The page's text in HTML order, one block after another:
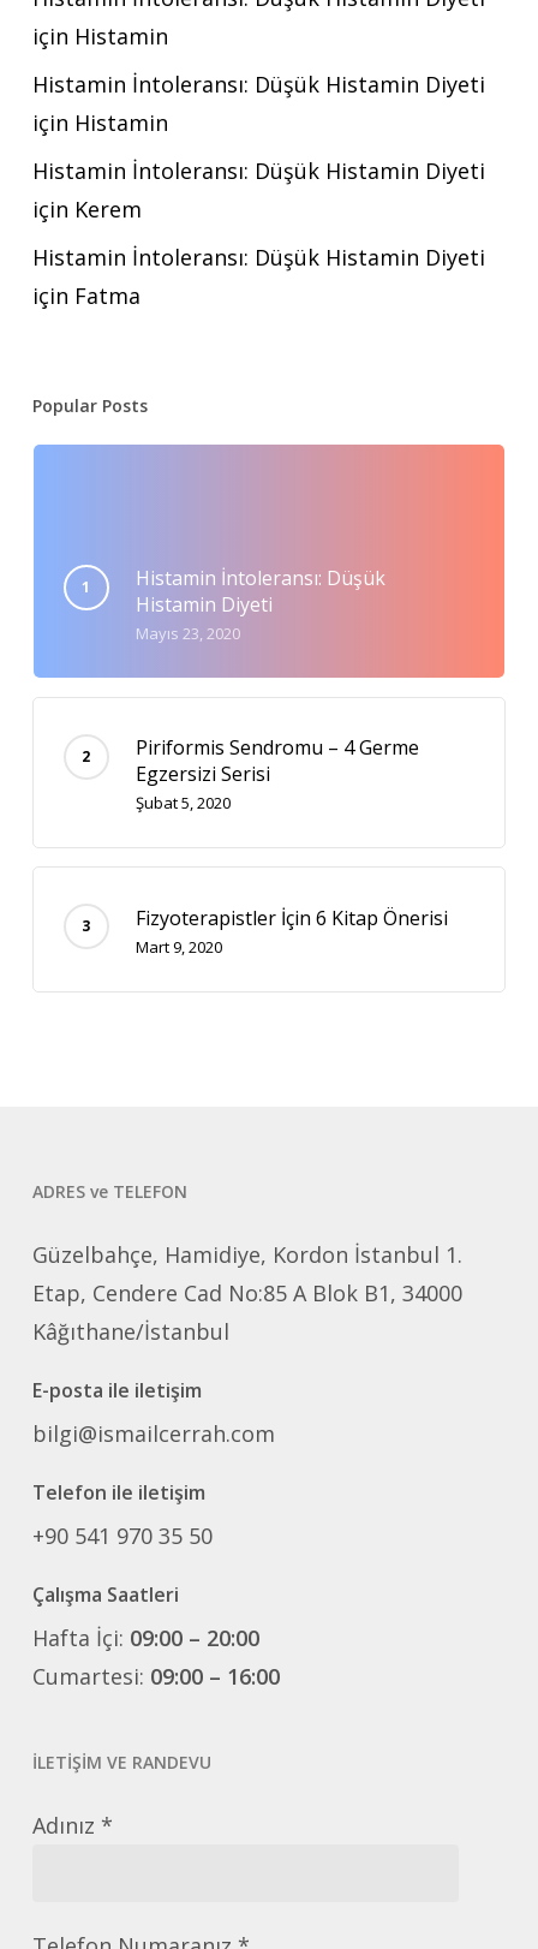
için Histamin
Histamin İntoleransı: Düşük Histamin Diyeti
için Histamin
Histamin İntoleransı: Düşük Histamin Diyeti
için Kerem
Histamin İntoleransı: Düşük Histamin Diyeti
için Fatma
Popular Posts
Histamin İntoleransı: Düşük
Histamin Diyeti
Mayıs 23, 2020
Piriformis Sendromu – 4 Germe
Egzersizi Serisi
Şubat 5, 2020
Fizyoterapistler İçin 6 Kitap Önerisi
Mart 9, 2020
ADRES ve TELEFON
Güzelbahçe, Hamidiye, Kordon İstanbul 1.
Etap, Cendere Cad No:85 A Blok B1, 34000
Kâğıthane/İstanbul
E-posta ile iletişim
bilgi@ismailcerrah.com
Telefon ile iletişim
+90 541 970 35 50
Çalışma Saatleri
Hafta İçi: 09:00 – 20:00
Cumartesi: 09:00 – 16:00
İLETİŞİM VE RANDEVU
Adınız *